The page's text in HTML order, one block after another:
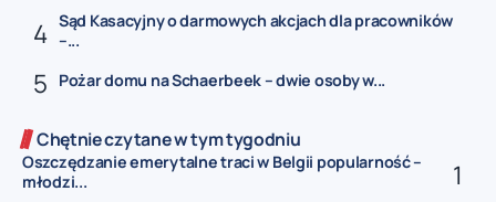
Sąd Kasacyjny o darmowych akcjach dla pracowników
–...
Pożar domu na Schaerbeek – dwie osoby w...
Chętnie czytane w tym tygodniu
Oszczędzanie emerytalne traci w Belgii popularność –
młodzi...